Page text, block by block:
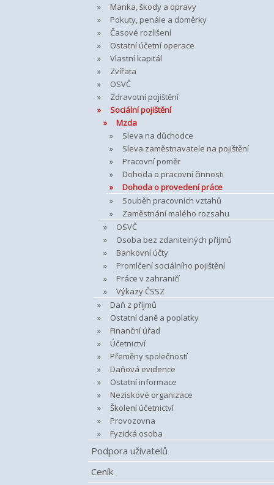
Manka, škody a opravy
Pokuty, penále a doměrky
Časové rozlišení
Ostatní účetní operace
Vlastní kapitál
Zvířata
OSVČ
Zdravotní pojištění
Sociální pojištění
Mzda
Sleva na důchodce
Sleva zaměstnavatele na pojištění
Pracovní poměr
Dohoda o pracovní činnosti
Dohoda o provedení práce
Souběh pracovních vztahů
Zaměstnání malého rozsahu
OSVČ
Osoba bez zdanitelných příjmů
Bankovní účty
Promlčení sociálního pojištění
Práce v zahraničí
Výkazy ČSSZ
Daň z příjmů
Ostatní daně a poplatky
Finanční úřad
Účetnictví
Přeměny společností
Daňová evidence
Ostatní informace
Neziskové organizace
Školení účetnictví
Provozovna
Fyzická osoba
Podpora uživatelů
Ceník